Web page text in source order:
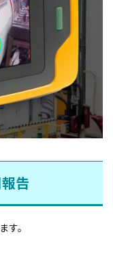
告
す。